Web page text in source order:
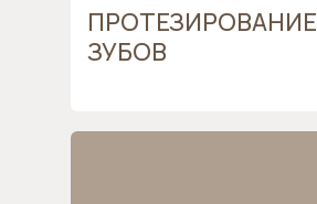
ПРОТЕЗИРОВАНИЕ
ЗУБОВ